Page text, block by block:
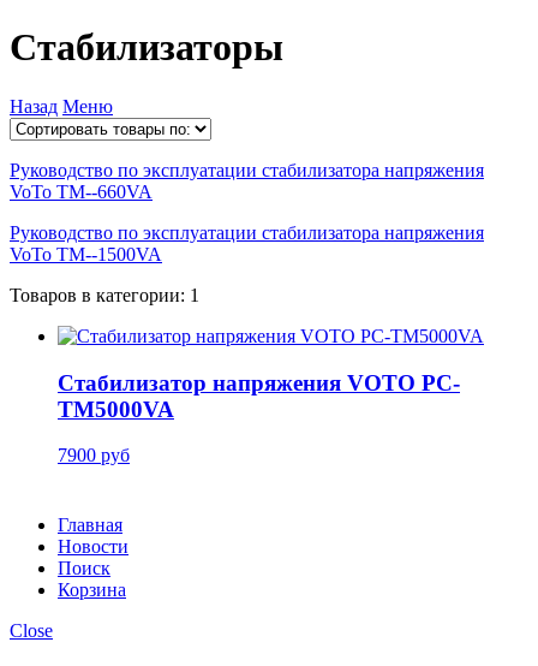
Стабилизаторы
Назад Меню
Руководство по эксплуатации стабилизатора напряжения
VoTo TM--660VA
Руководство по эксплуатации стабилизатора напряжения
VoTo TM--1500VA
Товаров в категории: 1
Стабилизатор напряжения VOTO PC-
TM5000VA
7900 руб
Главная
Новости
Поиск
Корзина
Close